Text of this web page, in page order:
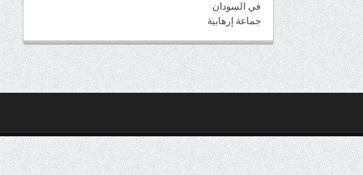
في السودان
جماعة إرهابية